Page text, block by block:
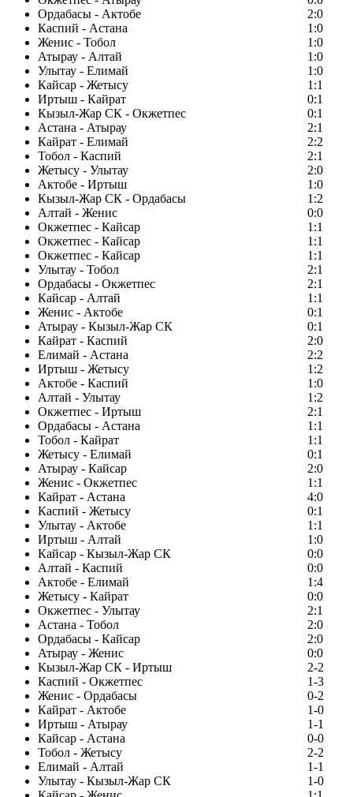
Ордабасы - Актобе
2:0
Каспий - Астана
1:0
Женис - Тобол
1:0
Атырау - Алтай
1:0
Улытау - Елимай
1:0
Кайсар - Жетысу
1:1
Иртыш - Кайрат
0:1
Кызыл-Жар СК - Окжетпес
0:1
Астана - Атырау
2:1
Кайрат - Елимай
2:2
Тобол - Каспий
2:1
Жетысу - Улытау
2:0
Актобе - Иртыш
1:0
Кызыл-Жар СК - Ордабасы
1:2
Алтай - Женис
0:0
Окжетпес - Кайсар
1:1
Окжетпес - Кайсар
1:1
Окжетпес - Кайсар
1:1
Улытау - Тобол
2:1
Ордабасы - Окжетпес
2:1
Кайсар - Алтай
1:1
Женис - Актобе
0:1
Атырау - Кызыл-Жар СК
0:1
Кайрат - Каспий
2:0
Елимай - Астана
2:2
Иртыш - Жетысу
1:2
Актобе - Каспий
1:0
Алтай - Улытау
1:2
Окжетпес - Иртыш
2:1
Ордабасы - Астана
1:1
Тобол - Кайрат
1:1
Жетысу - Елимай
0:1
Атырау - Кайсар
2:0
Женис - Окжетпес
1:1
Кайрат - Астана
4:0
Каспий - Жетысу
0:1
Улытау - Актобе
1:1
Иртыш - Алтай
1:0
Кайсар - Кызыл-Жар СК
0:0
Алтай - Каспий
0:0
Актобе - Елимай
1:4
Жетысу - Кайрат
0:0
Окжетпес - Улытау
2:1
Астана - Тобол
2:0
Ордабасы - Кайсар
2:0
Атырау - Женис
0:0
Кызыл-Жар СК - Иртыш
2-2
Каспий - Окжетпес
1-3
Женис - Ордабасы
0-2
Кайрат - Актобе
1-0
Иртыш - Атырау
1-1
Кайсар - Астана
0-0
Тобол - Жетысу
2-2
Елимай - Алтай
1-1
Улытау - Кызыл-Жар СК
1-0